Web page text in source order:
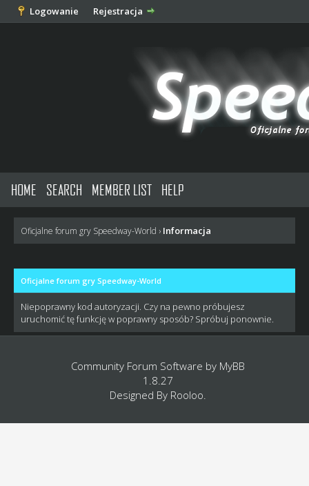
Logowanie Rejestracja
HOME SEARCH MEMBER LIST HELP
Oficjalne forum gry Speedway-World › Informacja
Oficjalne forum gry Speedway-World
Niepoprawny kod autoryzacji. Czy na pewno próbujesz
uruchomić tę funkcję w poprawny sposób? Spróbuj ponownie.
Community Forum Software by MyBB
1.8.27
Designed By Rooloo.